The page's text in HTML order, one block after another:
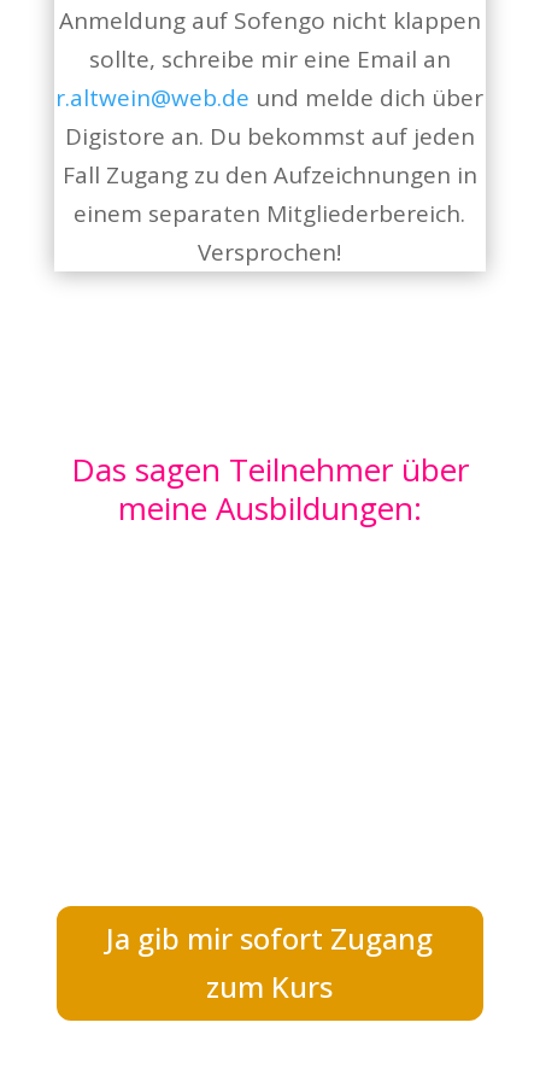
Anmeldung auf Sofengo nicht klappen
sollte, schreibe mir eine Email an
r.altwein@web.de und melde dich über
Digistore an. Du bekommst auf jeden
Fall Zugang zu den Aufzeichnungen in
einem separaten Mitgliederbereich.
Versprochen!
Das sagen Teilnehmer über
meine Ausbildungen:
Ja gib mir sofort Zugang
zum Kurs